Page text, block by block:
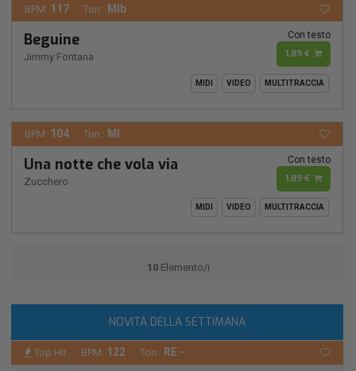
BPM: 117 Ton.: MIb
Beguine
Jimmy Fontana
Con testo
1,89 €
MIDI VIDEO MULTITRACCIA
BPM: 104 Ton.: MI
Una notte che vola via
Zucchero
Con testo
1,89 €
MIDI VIDEO MULTITRACCIA
10Elemento/i
NOVITÀ DELLA SETTIMANA
Top Hit BPM: 122 Ton.: RE -